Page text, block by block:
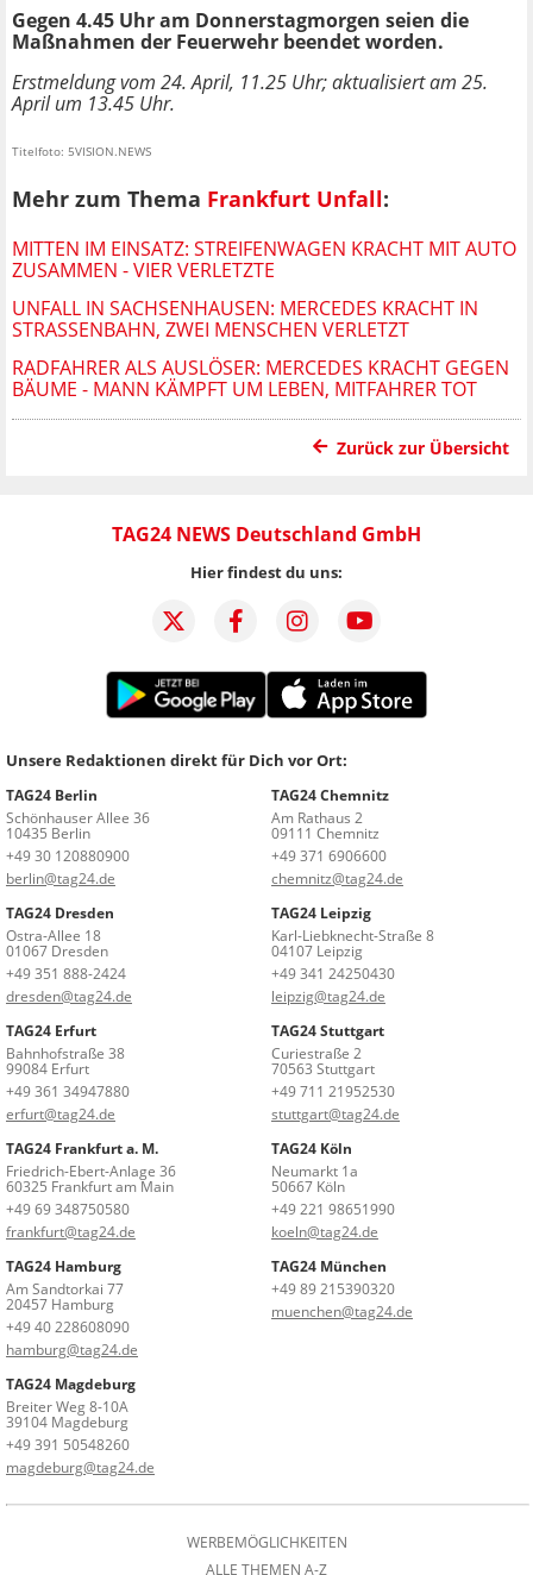
Gegen 4.45 Uhr am Donnerstagmorgen seien die
Maßnahmen der Feuerwehr beendet worden.
Erstmeldung vom 24. April, 11.25 Uhr; aktualisiert am 25.
April um 13.45 Uhr.
Titelfoto: 5VISION.NEWS
Mehr zum Thema Frankfurt Unfall:
MITTEN IM EINSATZ: STREIFENWAGEN KRACHT MIT AUTO
ZUSAMMEN - VIER VERLETZTE
UNFALL IN SACHSENHAUSEN: MERCEDES KRACHT IN
STRASSENBAHN, ZWEI MENSCHEN VERLETZT
RADFAHRER ALS AUSLÖSER: MERCEDES KRACHT GEGEN
BÄUME - MANN KÄMPFT UM LEBEN, MITFAHRER TOT
Zurück zur Übersicht
TAG24 NEWS Deutschland GmbH
Hier findest du uns:
Unsere Redaktionen direkt für Dich vor Ort:
TAG24 Berlin
Schönhauser Allee 36
10435 Berlin
+49 30 120880900
berlin@tag24.de
TAG24 Chemnitz
Am Rathaus 2
09111 Chemnitz
+49 371 6906600
chemnitz@tag24.de
TAG24 Dresden
Ostra-Allee 18
01067 Dresden
+49 351 888-2424
dresden@tag24.de
TAG24 Leipzig
Karl-Liebknecht-Straße 8
04107 Leipzig
+49 341 24250430
leipzig@tag24.de
TAG24 Erfurt
Bahnhofstraße 38
99084 Erfurt
+49 361 34947880
erfurt@tag24.de
TAG24 Stuttgart
Curiestraße 2
70563 Stuttgart
+49 711 21952530
stuttgart@tag24.de
TAG24 Frankfurt a. M.
Friedrich-Ebert-Anlage 36
60325 Frankfurt am Main
+49 69 348750580
frankfurt@tag24.de
TAG24 Köln
Neumarkt 1a
50667 Köln
+49 221 98651990
koeln@tag24.de
TAG24 Hamburg
Am Sandtorkai 77
20457 Hamburg
+49 40 228608090
hamburg@tag24.de
TAG24 München
+49 89 215390320
muenchen@tag24.de
TAG24 Magdeburg
Breiter Weg 8-10A
39104 Magdeburg
+49 391 50548260
magdeburg@tag24.de
WERBEMÖGLICHKEITEN
ALLE THEMEN A-Z